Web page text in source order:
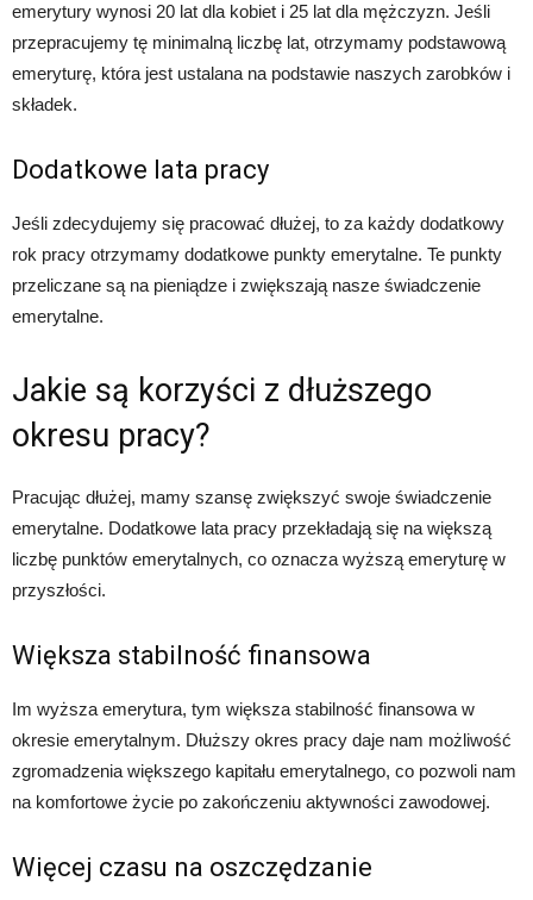
emerytury wynosi 20 lat dla kobiet i 25 lat dla mężczyzn. Jeśli
przepracujemy tę minimalną liczbę lat, otrzymamy podstawową
emeryturę, która jest ustalana na podstawie naszych zarobków i
składek.
Dodatkowe lata pracy
Jeśli zdecydujemy się pracować dłużej, to za każdy dodatkowy
rok pracy otrzymamy dodatkowe punkty emerytalne. Te punkty
przeliczane są na pieniądze i zwiększają nasze świadczenie
emerytalne.
Jakie są korzyści z dłuższego
okresu pracy?
Pracując dłużej, mamy szansę zwiększyć swoje świadczenie
emerytalne. Dodatkowe lata pracy przekładają się na większą
liczbę punktów emerytalnych, co oznacza wyższą emeryturę w
przyszłości.
Większa stabilność finansowa
Im wyższa emerytura, tym większa stabilność finansowa w
okresie emerytalnym. Dłuższy okres pracy daje nam możliwość
zgromadzenia większego kapitału emerytalnego, co pozwoli nam
na komfortowe życie po zakończeniu aktywności zawodowej.
Więcej czasu na oszczędzanie